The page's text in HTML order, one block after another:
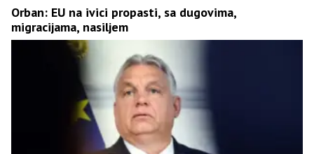
Orban: EU na ivici propasti, sa dugovima,
migracijama, nasiljem